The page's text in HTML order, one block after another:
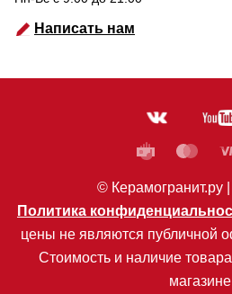
Написать нам
© Керамогранит.ру |
Политика
цены не являются публичной
Стоимость и наличие